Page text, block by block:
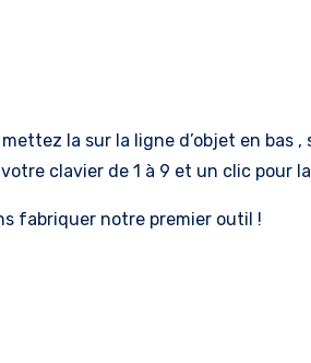
la sur la ligne d’objet en bas ,
clavier de 1 à 9 et un clic pour la
fabriquer notre premier outil !